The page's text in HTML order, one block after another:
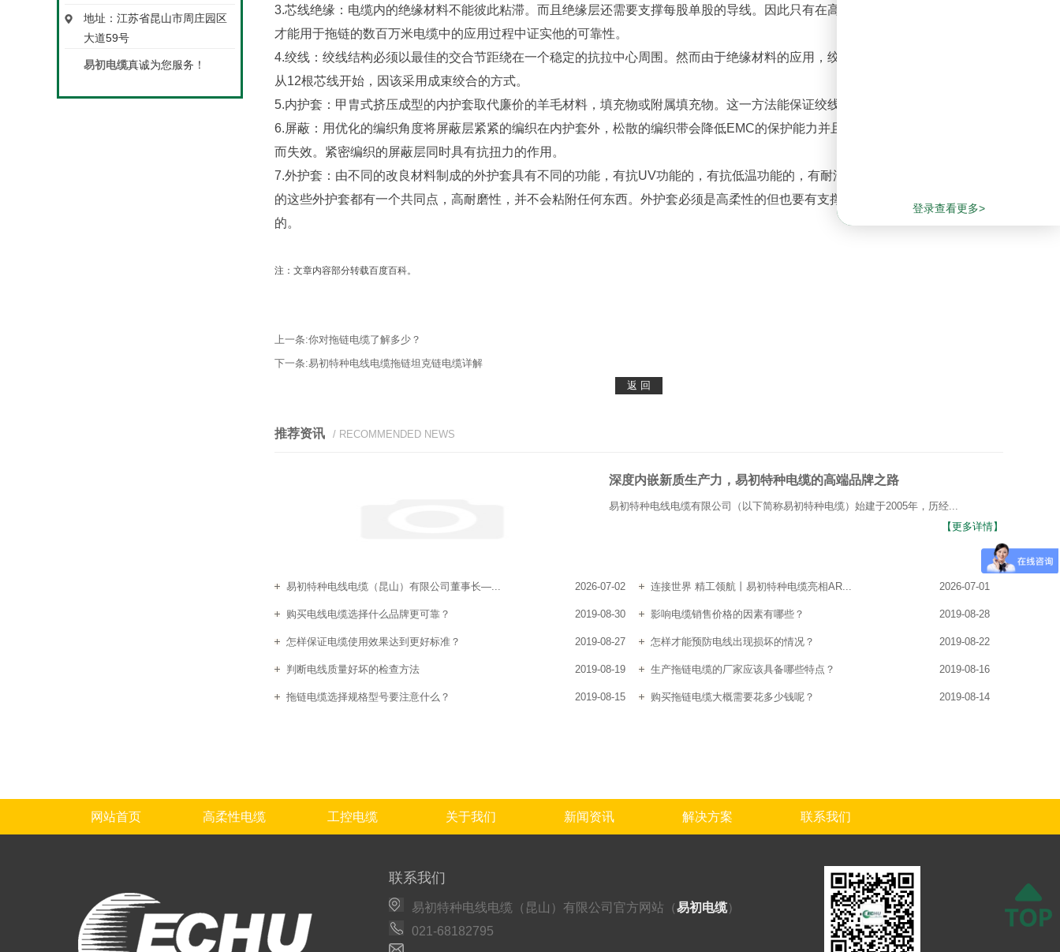
地址：江苏省昆山市周庄园区
大道59号
易初电缆真诚为您服务！
3.芯线绝缘：电缆内的绝缘材料不能彼此粘滞。而且绝缘层还需要支撑每股单股的导线。因此只有在高压成型的PVC或者TPE材料
才能用于拖链的数百万米电缆中的应用过程中证实他的可靠性。
4.绞线：绞线结构必须以最佳的交合节距绕在一个稳定的抗拉中心周围。然而由于绝缘材料的应用，绞线结构应按运动状态设计，
从12根芯线开始，因该采用成束绞合的方式。
5.内护套：甲胄式挤压成型的内护套取代廉价的羊毛材料，填充物或附属填充物。这一方法能保证绞线结构不会散乱。
6.屏蔽：用优化的编织角度将屏蔽层紧紧的编织在内护套外，松散的编织带会降低EMC的保护能力并且屏蔽层也很快因屏蔽的断裂
而失效。紧密编织的屏蔽层同时具有抗扭力的作用。
7.外护套：由不同的改良材料制成的外护套具有不同的功能，有抗UV功能的，有抗低温功能的，有耐油的以及成本优化的。但所有
的这些外护套都有一个共同点，高耐磨性，并不会粘附任何东西。外护套必须是高柔性的但也要有支撑功能，当然应该是高压成型
的。
注：文章内容部分转载百度百科。
上一条:你对拖链电缆了解多少？
下一条:易初特种电线电缆拖链坦克链电缆详解
推荐资讯 / RECOMMENDED NEWS
深度内嵌新质生产力，易初特种电缆的高端品牌之路
易初特种电线电缆有限公司（以下简称易初特种电缆）始建于2005年，历经...
【更多详情】
易初特种电线电缆（昆山）有限公司董事长—... 2026-07-02 连接世界 精工领航丨易初特种电缆亮相AR... 2026-07-01
购买电线电缆选择什么品牌更可靠？ 2019-08-30 影响电缆销售价格的因素有哪些？ 2019-08-28
怎样保证电缆使用效果达到更好标准？ 2019-08-27 怎样才能预防电线出现损坏的情况？ 2019-08-22
判断电线质量好坏的检查方法 2019-08-19 生产拖链电缆的厂家应该具备哪些特点？ 2019-08-16
拖链电缆选择规格型号要注意什么？ 2019-08-15 购买拖链电缆大概需要花多少钱呢？ 2019-08-14
网站首页 高柔性电缆 工控电缆 关于我们 新闻资讯 解决方案 联系我们
登录查看更多>
联系我们
易初特种电线电缆（昆山）有限公司官方网站（易初电缆）
021-68182795